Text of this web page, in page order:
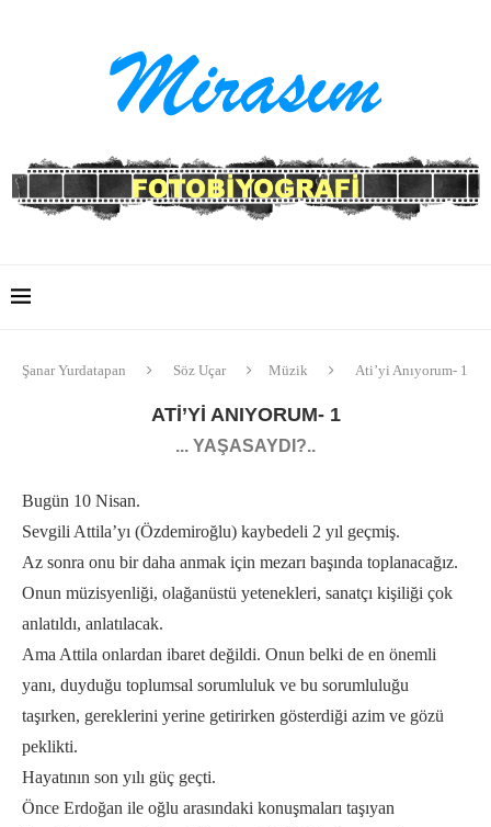
Şanar Yurdatapan Söz Uçar Müzik Ati’yi Anıyorum- 1
ATI’YI ANIYORUM- 1
... YAŞASAYDI?..
Bugün 10 Nisan.
Sevgili Attila’yı (Özdemiroğlu) kaybedeli 2 yıl geçmiş.
Az sonra onu bir daha anmak için mezarı başında toplanacağız.
Onun müzisyenliği, olağanüstü yetenekleri, sanatçı kişiliği çok
anlatıldı, anlatılacak.
Ama Attila onlardan ibaret değildi. Onun belki de en önemli
yanı, duyduğu toplumsal sorumluluk ve bu sorumluluğu
taşırken, gereklerini yerine getirirken gösterdiği azim ve gözü
peklikti.
Hayatının son yılı güç geçti.
Önce Erdoğan ile oğlu arasındaki konuşmaları taşıyan